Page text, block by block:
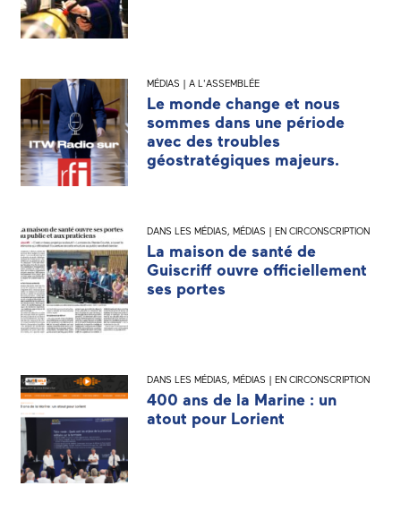
MÉDIAS | A L'ASSEMBLÉE
Le monde change et nous
sommes dans une période
avec des troubles
géostratégiques majeurs.
DANS LES MÉDIAS, MÉDIAS | EN CIRCONSCRIPTION
La maison de santé de
Guiscriff ouvre officiellement
ses portes
DANS LES MÉDIAS, MÉDIAS | EN CIRCONSCRIPTION
400 ans de la Marine : un
atout pour Lorient